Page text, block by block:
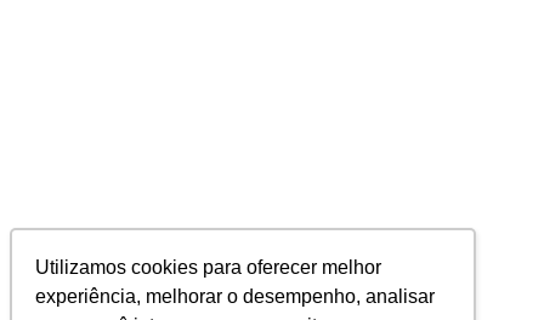
Utilizamos cookies para oferecer melhor
experiência, melhorar o desempenho, analisar